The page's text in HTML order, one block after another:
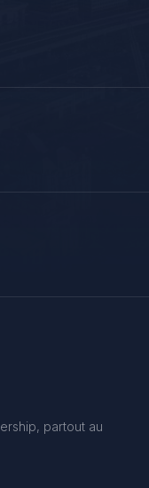
partout au